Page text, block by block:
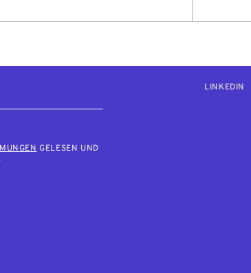
GELESEN UND
LINKEDIN